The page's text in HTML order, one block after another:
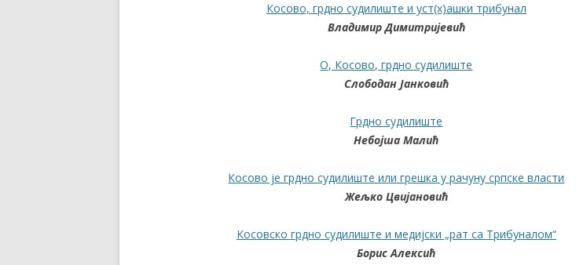
Косово, грдно судилиште и уст(х)ашки трибунал
Владимир Димитријевић
О, Косово, грдно судилиште
Слободан Јанковић
Грдно судилиште
Небојша Малић
Косово је грдно судилиште или грешка у рачуну српске власти
Жељко Цвијановић
Косовско грдно судилиште и медијски „рат са Трибуналом“
Борис Алексић